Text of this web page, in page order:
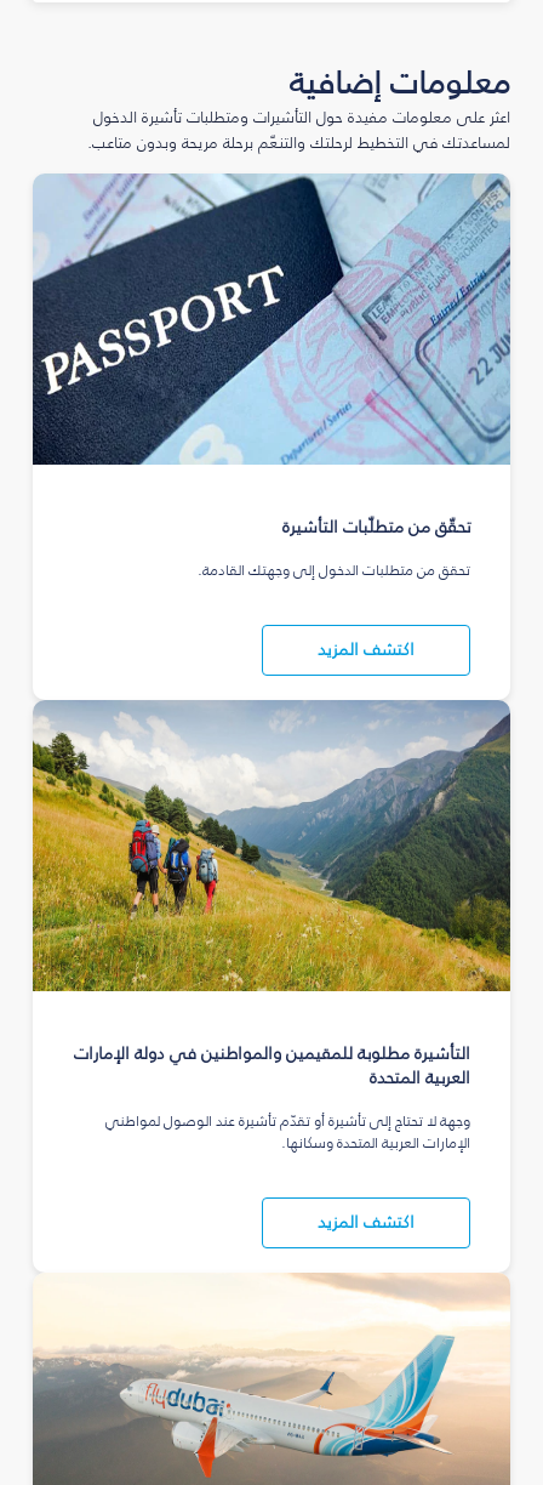
معلومات إضافية
اعثر على معلومات مفيدة حول التأشيرات ومتطلبات تأشيرة الدخول
لمساعدتك في التخطيط لرحلتك والتنعّم برحلة مريحة وبدون متاعب.
تحقّق من متطلّبات التأشيرة
تحقق من متطلبات الدخول إلى وجهتك القادمة.
اكتشف المزيد
التأشيرة مطلوبة للمقيمين والمواطنين في دولة الإمارات
العربية المتحدة
وجهة لا تحتاج إلى تأشيرة أو تقدّم تأشيرة عند الوصول لمواطني
الإمارات العربية المتحدة وسكانها.
اكتشف المزيد